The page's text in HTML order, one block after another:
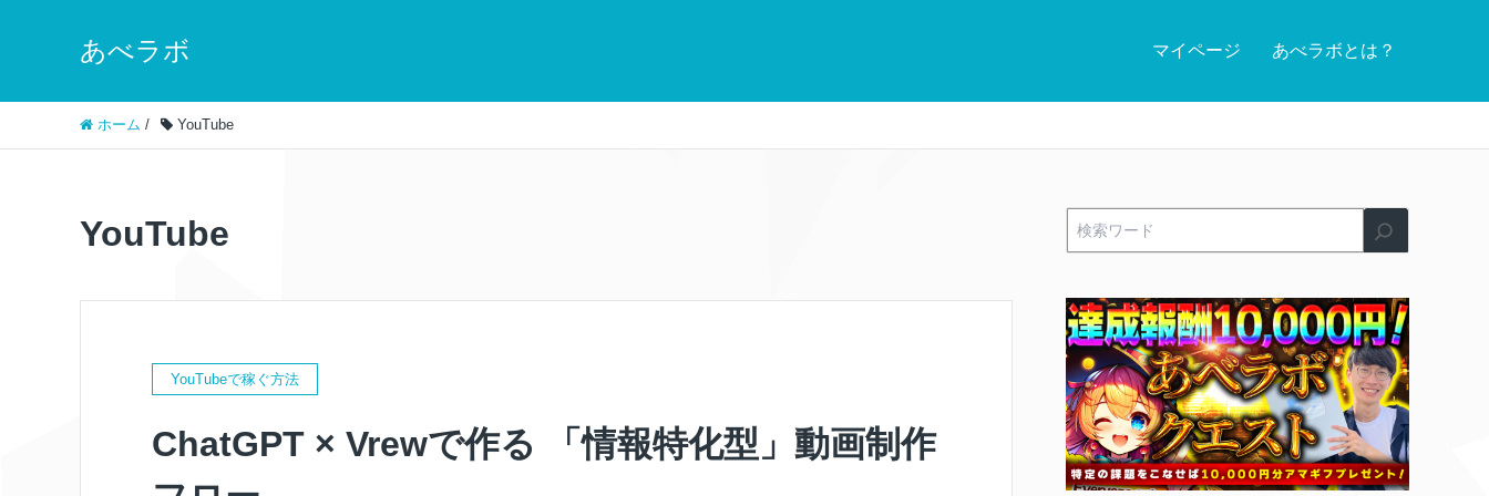
あべラボ マイページ あべラボとは？
ホーム / YouTube
YouTube
YouTubeで稼ぐ方法
ChatGPT × Vrewで作る 「情報特化型」動画制作